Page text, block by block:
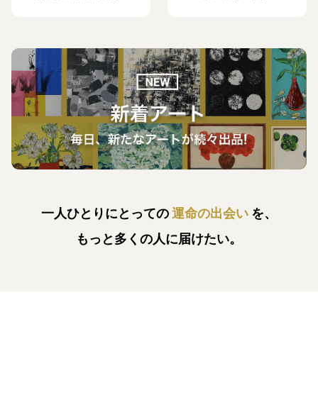
一人ひとりにとっての運命の出会い を、
もっと多くの人に届けたい。